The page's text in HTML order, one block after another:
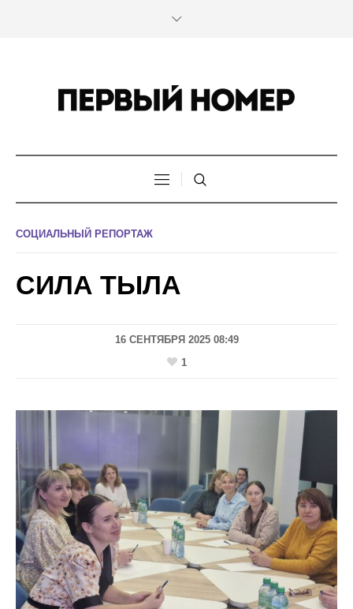
СОЦИАЛЬНЫЙ РЕПОРТАЖ
СИЛА ТЫЛА
16 СЕНТЯБРЯ 2025 08:49
1